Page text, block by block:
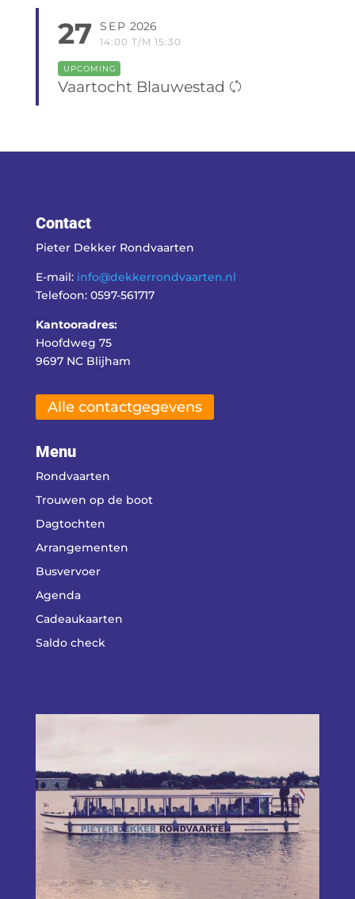
27 SEP 2026
14:00 T/M 15:30
UPCOMING
Vaartocht Blauwestad
Contact
Pieter Dekker Rondvaarten
E-mail: info@dekkerrondvaarten.nl
Telefoon: 0597-561717
Kantooradres:
Hoofdweg 75
9697 NC Blijham
Alle contactgegevens
Menu
Rondvaarten
Trouwen op de boot
Dagtochten
Arrangementen
Busvervoer
Agenda
Cadeaukaarten
Saldo check